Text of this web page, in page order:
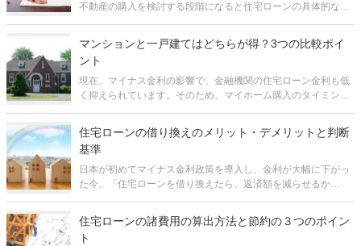
不動産の購入を検討する段階になると住宅ローンの具体的な手
とはありませんか。 最近では、住宅ローンといっても、様々な
商品が出てきていますし、
マンションと一戸建てはどちらが得？3つの比較ポイ
ント
現在、マイナス金利の影響で、金融機関の住宅ローン金利も低
く抑えられています。そのため、マイホーム購入のタイミング
びで、最初に悩むのはマンションにするか一戸建てにするかだ
と思います。 個人の考え方
住宅ローンの借り換えのメリット・デメリットと判断
基準
日本が初めてマイナス金利政策を導入し、金利が大幅に下がっ
た今、「住宅ローンを借り換えたら、返済額を減らせるか
て、どうしていいかわからず、とりあえず放置している方も多
いことでしょう。 正直にお伝えす
住宅ローンの諸費用の算出方法と節約の３つのポイン
ト